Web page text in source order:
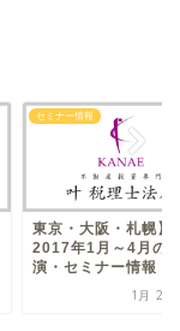
セミナー情報
東京・大阪・札幌】
2017年1月～4月の
演・セミナー情報
1月 20,